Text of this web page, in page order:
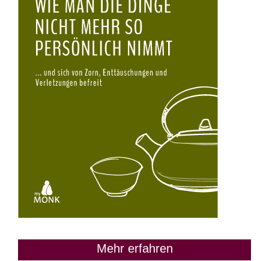
Mehr erfahren